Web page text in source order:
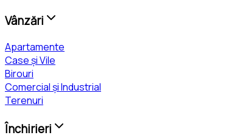
Vânzări
Apartamente
Case și Vile
Birouri
Comercial și Industrial
Terenuri
Închirieri